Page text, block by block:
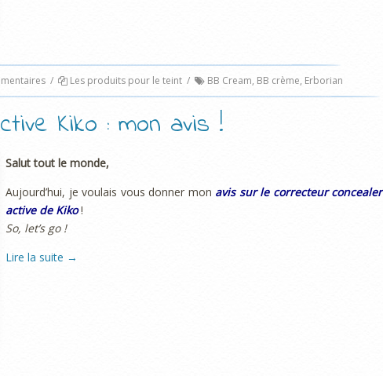
/ Les produits pour le teint / BB Cream, BB crème, Erborian
Kiko : mon avis !
Salut tout le monde,
Aujourd’hui, je voulais vous donner mon avis sur le correcteur concealer
active de Kiko !
So, let’s go !
Lire la suite →